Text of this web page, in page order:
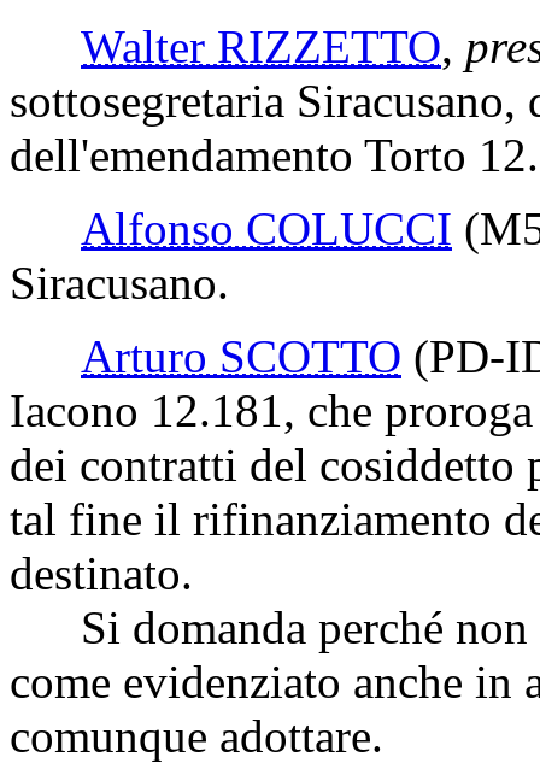
Walter RIZZETTO,
sottosegretaria
dell'emendamento Torto
Alfonso COLUCCI
Siracusano.
Arturo SCOTTO (PD-
Iacono 12.181, che
dei contratti del cosiddetto
tal fine il rifinanziamento
destinato.
Si domanda perché non
come evidenziato anche
comunque adottare.